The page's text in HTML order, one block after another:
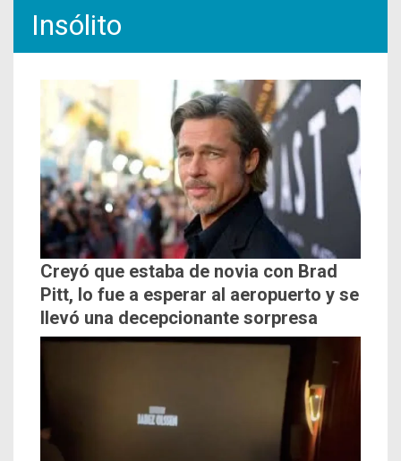
Insólito
Creyó que estaba de novia con Brad
Pitt, lo fue a esperar al aeropuerto y se
llevó una decepcionante sorpresa